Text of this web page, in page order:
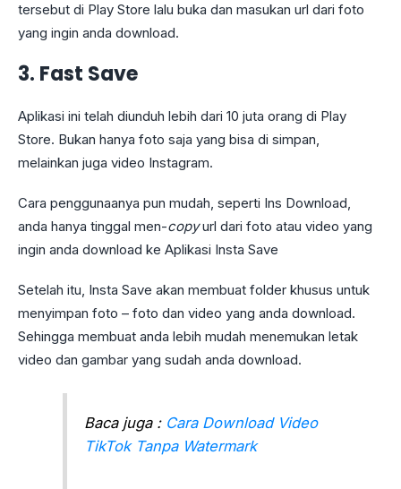
tersebut di Play Store lalu buka dan masukan url dari foto
yang ingin anda download.
3. Fast Save
Aplikasi ini telah diunduh lebih dari 10 juta orang di Play
Store. Bukan hanya foto saja yang bisa di simpan,
melainkan juga video Instagram.
Cara penggunaanya pun mudah, seperti Ins Download,
anda hanya tinggal men-copyurl dari foto atau video yang
ingin anda download ke Aplikasi Insta Save
Setelah itu, Insta Save akan membuat folder khusus untuk
menyimpan foto – foto dan video yang anda download.
Sehingga membuat anda lebih mudah menemukan letak
video dan gambar yang sudah anda download.
Baca juga : Cara Download Video
TikTok Tanpa Watermark